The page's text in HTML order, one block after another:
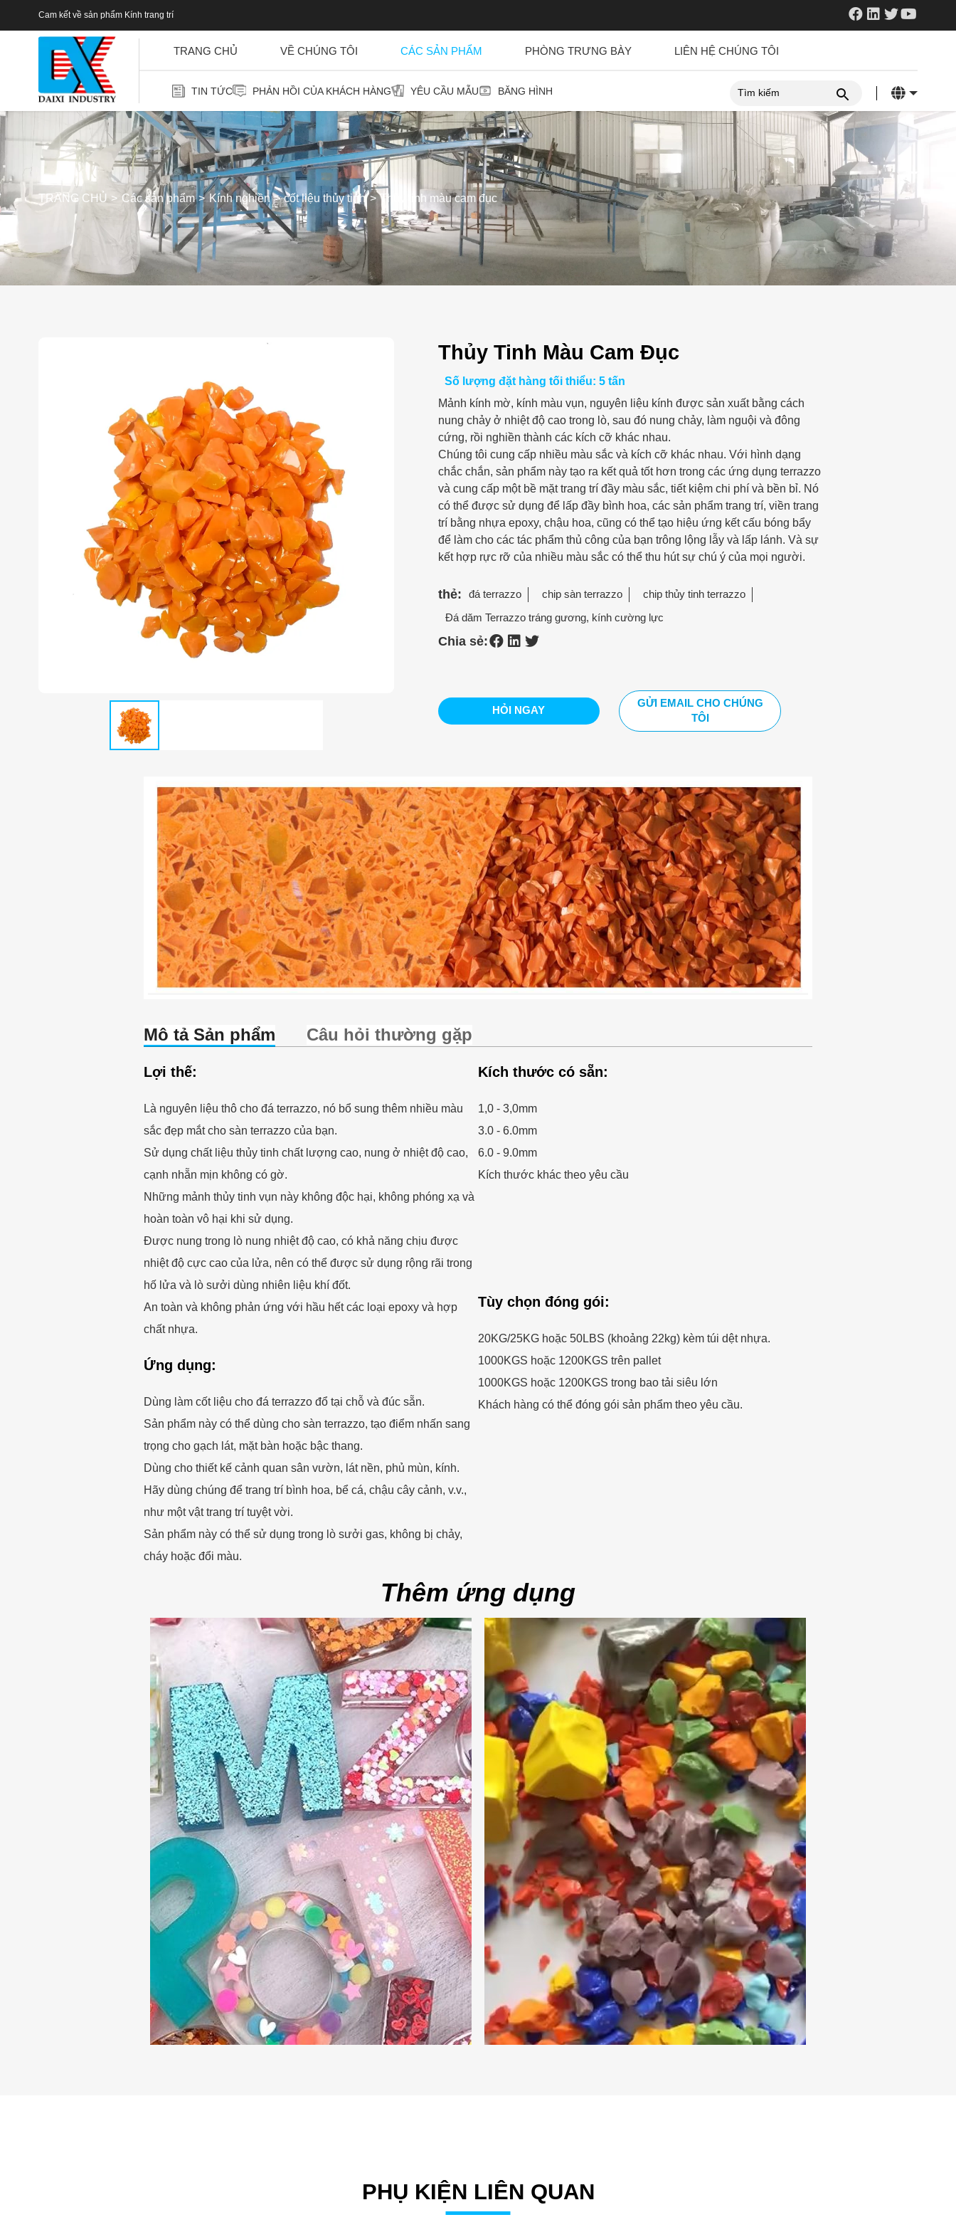
Cam kết về sản phẩm Kính trang trí
TRANG CHỦ VỀ CHÚNG TÔI CÁC SẢN PHẨM PHÒNG TRƯNG BÀY LIÊN HỆ CHÚNG TÔI
TIN TỨC PHẢN HỒI CỦA KHÁCH HÀNG YÊU CẦU MẪU BĂNG HÌNH
TRANG CHỦ Các sản phẩm Kính nghiền cốt liệu thủy tinh Thủy tinh màu cam đục
Thủy Tinh Màu Cam Đục
Số lượng đặt hàng tối thiểu: 5 tấn
Mảnh kính mờ, kính màu vụn, nguyên liệu kính được sản xuất bằng cách
nung chảy ở nhiệt độ cao trong lò, sau đó nung chảy, làm nguội và đông
cứng, rồi nghiền thành các kích cỡ khác nhau.
Chúng tôi cung cấp nhiều màu sắc và kích cỡ khác nhau. Với hình dạng
chắc chắn, sản phẩm này tạo ra kết quả tốt hơn trong các ứng dụng terrazzo
và cung cấp một bề mặt trang trí đầy màu sắc, tiết kiệm chi phí và bền bỉ. Nó
có thể được sử dụng để lấp đầy bình hoa, các sản phẩm trang trí, viền trang
trí bằng nhựa epoxy, chậu hoa, cũng có thể tạo hiệu ứng kết cấu bóng bẩy
để làm cho các tác phẩm thủ công của bạn trông lộng lẫy và lấp lánh. Và sự
kết hợp rực rỡ của nhiều màu sắc có thể thu hút sự chú ý của mọi người.
thẻ: đá terrazzo chip sàn terrazzo chip thủy tinh terrazzo
Đá dăm Terrazzo tráng gương, kính cường lực
Chia sẻ:
HỎI NGAY
GỬI EMAIL CHO CHÚNG
TÔI
Mô tả Sản phẩm Câu hỏi thường gặp
Lợi thế:
Là nguyên liệu thô cho đá terrazzo, nó bổ sung thêm nhiều màu
sắc đẹp mắt cho sàn terrazzo của bạn.
Sử dụng chất liệu thủy tinh chất lượng cao, nung ở nhiệt độ cao,
cạnh nhẵn mịn không có gờ.
Những mảnh thủy tinh vụn này không độc hại, không phóng xạ và
hoàn toàn vô hại khi sử dụng.
Được nung trong lò nung nhiệt độ cao, có khả năng chịu được
nhiệt độ cực cao của lửa, nên có thể được sử dụng rộng rãi trong
hố lửa và lò sưởi dùng nhiên liệu khí đốt.
An toàn và không phản ứng với hầu hết các loại epoxy và hợp
chất nhựa.
Ứng dụng:
Dùng làm cốt liệu cho đá terrazzo đổ tại chỗ và đúc sẵn.
Sản phẩm này có thể dùng cho sàn terrazzo, tạo điểm nhấn sang
trọng cho gạch lát, mặt bàn hoặc bậc thang.
Dùng cho thiết kế cảnh quan sân vườn, lát nền, phủ mùn, kính.
Hãy dùng chúng để trang trí bình hoa, bể cá, chậu cây cảnh, v.v.,
như một vật trang trí tuyệt vời.
Sản phẩm này có thể sử dụng trong lò sưởi gas, không bị chảy,
cháy hoặc đổi màu.
Kích thước có sẵn:
1,0 - 3,0mm
3.0 - 6.0mm
6.0 - 9.0mm
Kích thước khác theo yêu cầu
Tùy chọn đóng gói:
20KG/25KG hoặc 50LBS (khoảng 22kg) kèm túi dệt nhựa.
1000KGS hoặc 1200KGS trên pallet
1000KGS hoặc 1200KGS trong bao tải siêu lớn
Khách hàng có thể đóng gói sản phẩm theo yêu cầu.
Thêm ứng dụng
PHỤ KIỆN LIÊN QUAN